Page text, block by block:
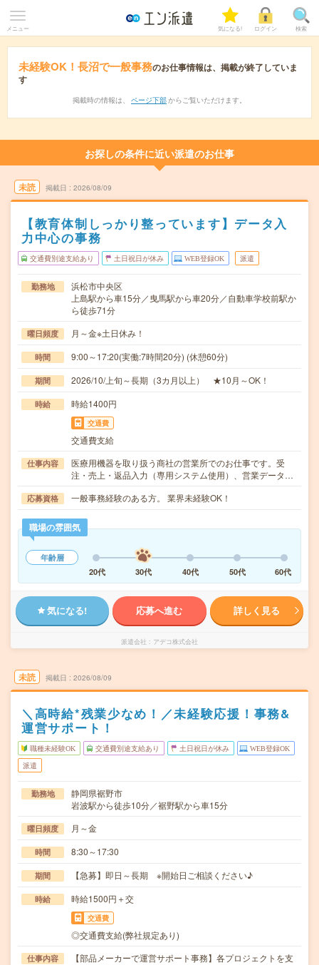
メニュー 気になる! ログイン 検索
未経験OK！長沼で一般事務のお仕事情報は、掲載が終了していま
す
掲載時の情報は、 ページ下部 からご覧いただけます。
お探しの条件に近い派遣のお仕事
未読 掲載日 2026/08/09
【教育体制しっかり整っています】データ入
力中心の事務
交通費別途支給あり 土日祝日が休み WEB登録OK 派遣
勤務地
浜松市中央区
上島駅から車15分／曳馬駅から車20分／自動車学校前駅か
ら徒歩71分
曜日頻度 月～金※土日休み！
時間 9:00～17:20(実働:7時間20分) (休憩60分)
期間 2026/10/上旬～長期（3カ月以上） ★10月～OK！
時給 時給1400円
交通費
交通費支給
仕事内容
医療用機器を取り扱う商社の営業所でのお仕事です。受
注・売上・返品入力（専用システム使用）、営業データ…
応募資格 一般事務経験のある方。 業界未経験OK！
職場の雰囲気
年齢層
20代
30代 40代 50代 60代
気になる! 応募へ進む 詳しく見る
派遣会社 アデコ株式会社
未読 掲載日 2026/08/09
＼高時給*残業少なめ！／未経験応援！事務&
運営サポート！
職種未経験OK 交通費別途支給あり 土日祝日が休み WEB登録OK
派遣
勤務地
静岡県裾野市
岩波駅から徒歩10分／裾野駅から車15分
曜日頻度 月～金
時間 8:30～17:30
期間 【急募】即日～長期 ※開始日ご相談ください♪
時給 時給1500円＋交
交通費
◎交通費支給(弊社規定あり)
仕事内容
【部品メーカーで運営サポート事務】各プロジェクトを支